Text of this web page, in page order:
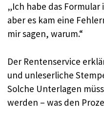
„Ich habe das
aber es kam eine
mir sagen, warum.“
Der Rentenservice
und unleserliche
Solche Unterlagen
werden – was den